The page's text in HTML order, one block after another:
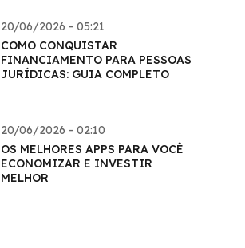
20/06/2026 - 05:21
COMO CONQUISTAR
FINANCIAMENTO PARA PESSOAS
JURÍDICAS: GUIA COMPLETO
20/06/2026 - 02:10
OS MELHORES APPS PARA VOCÊ
ECONOMIZAR E INVESTIR
MELHOR